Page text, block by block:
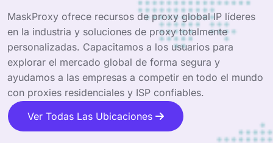
MaskProxy ofrece recursos de proxy global IP líderes
en la industria y soluciones de proxy totalmente
personalizadas. Capacitamos a los usuarios para
explorar el mercado global de forma segura y
ayudamos a las empresas a competir en todo el mundo
con proxies residenciales y ISP confiables.
Ver Todas Las Ubicaciones